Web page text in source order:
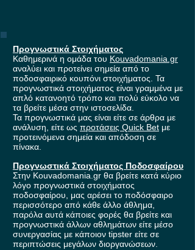
Προγνωστικά Στοιχήματος
Καθημερινά η ομάδα του Kouvadomania.gr
αναλύει και προτείνει σημεία από το
ποδοσφαιρικό κουπόνι στοιχήματος. Τα
προγνωστικά στοιχήματος είναι γραμμένα με
απλό κατανοητό τρόπο και πολύ εύκολο να
τα βρείτε μέσα στην ιστοσελίδα.
Τα προγνωστικά μας είναι είτε σε άρθρα με
ανάλυση, είτε ως προτάσεις Quick Bet με
προτεινόμενα σημεία και απόδοση σε
πίνακα.
Προγνωστικά Στοιχήματος Ποδοσφαίρου
Στην Kouvadomania.gr θα βρείτε κατά κύριο
λόγο προγνωστικά στοιχήματος
ποδοσφαίρου, μας αρέσει το ποδόσφαιρο
περισσότερο από κάθε άλλο άθλημα,
παρόλα αυτά κάποιες φορές θα βρείτε και
προγνωστικά άλλων αθλημάτων είτε μέσο
συνεργασίας με κάποιον tipster είτε σε
περιπτώσεις μεγάλων διοργανώσεων.